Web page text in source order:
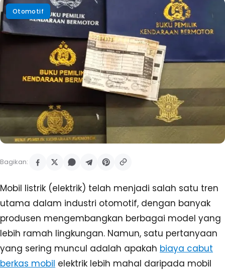
Otomotif
Bagikan:
Mobil listrik (elektrik) telah menjadi salah satu tren
utama dalam industri otomotif, dengan banyak
produsen mengembangkan berbagai model yang
lebih ramah lingkungan. Namun, satu pertanyaan
yang sering muncul adalah apakah biaya cabut
berkas mobil elektrik lebih mahal daripada mobil